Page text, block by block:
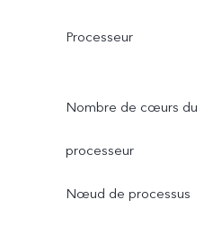
Processeur
Nombre de cœurs du
processeur
Nœud de processus